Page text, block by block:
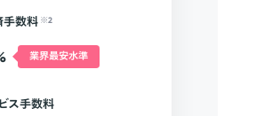
手数料 ※2
業界最安水準
ス手数料